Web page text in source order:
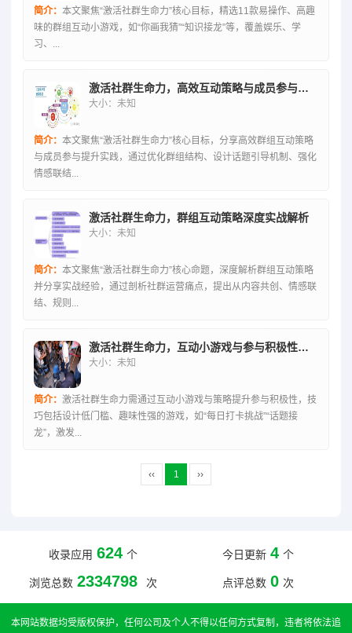
简介： 本文聚焦“激活社群生命力”核心目标，精选11款易操作、高趣
味的群组互动小游戏，如“你画我猜”“知识接龙”等，覆盖娱乐、学
习、...
激活社群生命力，高效互动策略与成员参与提升实践
大小：未知
简介： 本文聚焦“激活社群生命力”核心目标，分享高效群组互动策略
与成员参与提升实践，通过优化群组结构、设计话题引导机制、强化
情感联结...
激活社群生命力，群组互动策略深度实战解析
大小：未知
简介： 本文聚焦“激活社群生命力”核心命题，深度解析群组互动策略
并分享实战经验，通过剖析社群运营痛点，提出从内容共创、情感联
结、规则...
激活社群生命力，互动小游戏与参与积极性双提升策略
大小：未知
简介： 激活社群生命力需通过互动小游戏与策略提升参与积极性，技
巧包括设计低门槛、趣味性强的游戏，如“每日打卡挑战”“话题接
龙”，激发...
‹‹ 1 ››
收录应用 624 个 今日更新 4 个
浏览总数 2334798 次 点评总数 0 次
本网站数据均受版权保护，任何公司及个人不得以任何方式复制，违者将依法追